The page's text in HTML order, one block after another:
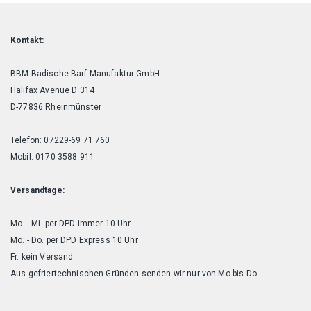
werden
Kontakt:
BBM Badische Barf-Manufaktur GmbH
Halifax Avenue D 314
D-77836 Rheinmünster
Telefon: 07229-69 71 760
Mobil: 0170 3588 911
Versandtage:
Mo. - Mi. per DPD immer 10 Uhr
Mo. - Do. per DPD Express 10 Uhr
Fr. kein Versand
Aus gefriertechnischen Gründen senden wir nur von Mo bis Do